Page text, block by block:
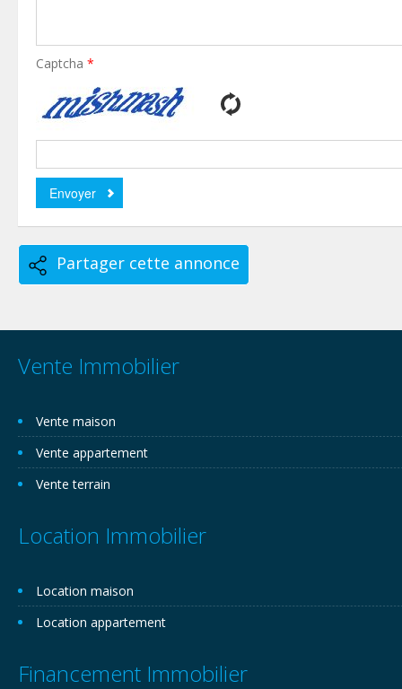
Captcha *
Partager cette annonce
Vente Immobilier
Vente maison
Vente appartement
Vente terrain
Location Immobilier
Location maison
Location appartement
Financement Immobilier